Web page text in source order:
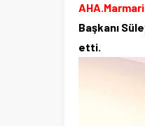
Başkanı
etti.